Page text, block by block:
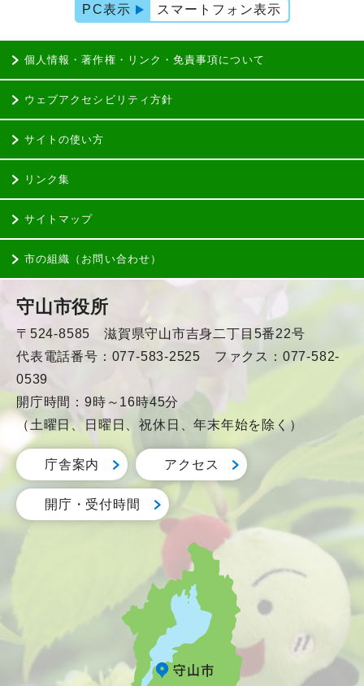
PC表示 スマートフォン表示
個人情報・著作権・リンク・免責事項について
ウェブアクセシビリティ方針
サイトの使い方
リンク集
サイトマップ
市の組織（お問い合わせ）
守山市役所
〒524-8585 滋賀県守山市吉身二丁目5番22号
代表電話番号：077-583-2525 ファクス：077-582-
0539
開庁時間：9時～16時45分
（土曜日、日曜日、祝休日、年末年始を除く）
庁舎案内 アクセス
開庁・受付時間